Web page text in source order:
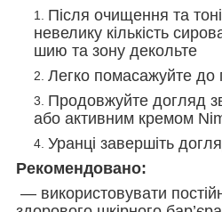
Після очищення та
невелику кількість
шию та зону декольте
Легко помасажуйте до
Продовжуйте догляд
або активним кремом
Уранці завершіть
Рекомендовано:
— використовувати